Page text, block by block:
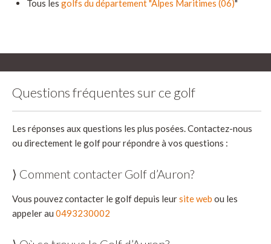
Tous les golfs du département "Alpes Maritimes (06)"
Questions fréquentes sur ce golf
Les réponses aux questions les plus posées. Contactez-nous
ou directement le golf pour répondre à vos questions :
⟩ Comment contacter Golf d’Auron?
Vous pouvez contacter le golf depuis leursite web ou les
appeler au 0493230002